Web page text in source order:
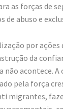
as forças de
de abuso e
por ações
da
acontece. A
pela força
migrantes,